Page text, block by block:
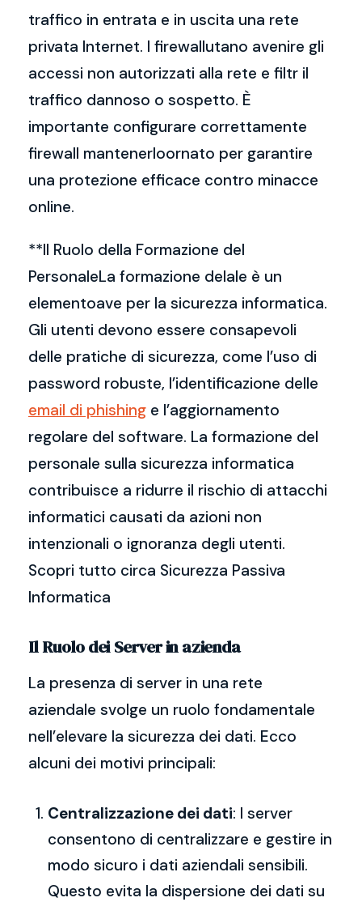
traffico in entrata e in uscita una rete
privata Internet. I firewallutano avenire gli
accessi non autorizzati alla rete e filtr il
traffico dannoso o sospetto. È
importante configurare correttamente
firewall mantenerloornato per garantire
una protezione efficace contro minacce
online.
**Il Ruolo della Formazione del
PersonaleLa formazione delale è un
elementoave per la sicurezza informatica.
Gli utenti devono essere consapevoli
delle pratiche di sicurezza, come l’uso di
password robuste, l’identificazione delle
email di phishing e l’aggiornamento
regolare del software. La formazione del
personale sulla sicurezza informatica
contribuisce a ridurre il rischio di attacchi
informatici causati da azioni non
intenzionali o ignoranza degli utenti.
Scopri tutto circa Sicurezza Passiva
Informatica
Il Ruolo dei Server in azienda
La presenza di server in una rete
aziendale svolge un ruolo fondamentale
nell’elevare la sicurezza dei dati. Ecco
alcuni dei motivi principali:
Centralizzazione dei dati: I server
consentono di centralizzare e gestire in
modo sicuro i dati aziendali sensibili.
Questo evita la dispersione dei dati su